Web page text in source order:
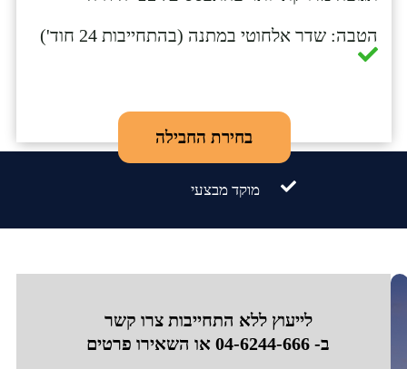
הטבה: שדר אלחוטי במתנה (בהתחייבות 24 חוד')
בחירת החבילה
מוקד מבצעי
לייעוץ ללא התחייבות צרו קשר
ב- 04-6244-666 או השאירו פרטים